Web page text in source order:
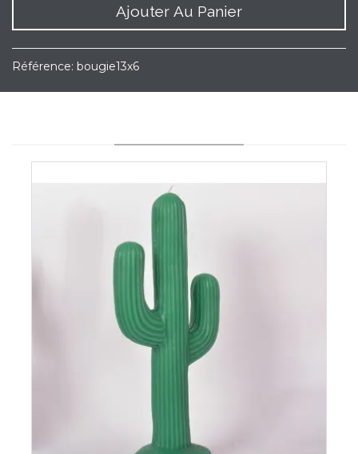
Ajouter Au Panier
Référence: bougie13x6